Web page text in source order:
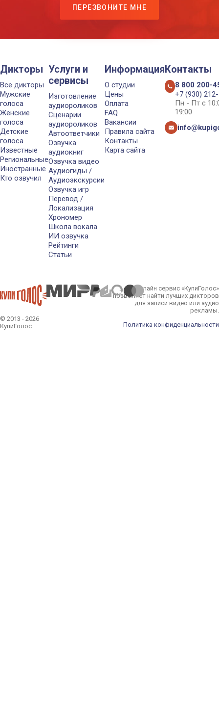
ПЕРЕЗВОНИТЕ МНЕ
Дикторы
Все дикторы
Мужские
голоса
Женские
голоса
Детские
голоса
Известные
Региональные
Иностранные
Кто озвучил
Услуги и
сервисы
Изготовление
аудиороликов
Сценарии
аудиороликов
Автоответчики
Озвучка
аудиокниг
Озвучка видео
Аудиогиды /
Аудиоэкскурсии
Озвучка игр
Перевод /
Локализация
Хрономер
Школа вокала
ИИ озвучка
Рейтинги
Статьи
Информация
О студии
Цены
Оплата
FAQ
Вакансии
Правила сайта
Контакты
Карта сайта
Контакты
8 800 200-
+7 (930)
Пн - Пт с
19:00
© 2013 - 2026
КупиГолос
Онлайн сервис «КупиГолос»
позволяет найти лучших дикторов
для записи видео или аудио
рекламы.
Политика конфиденциальности